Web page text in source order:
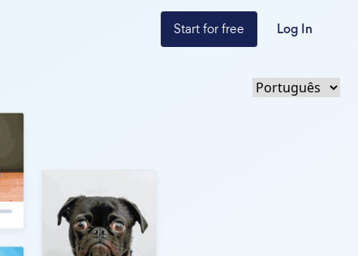
Start for free Log In